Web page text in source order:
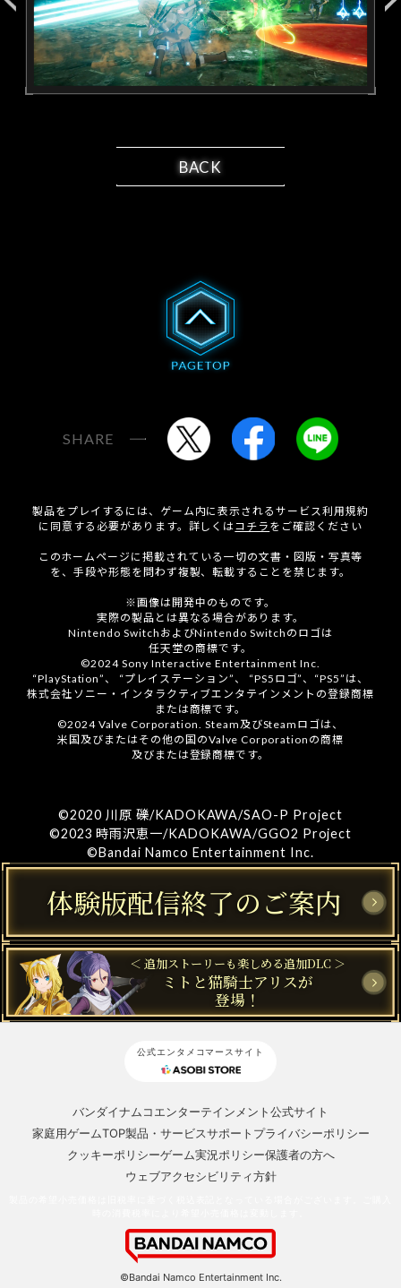
BACK
体験版配信終了のご案内
＜ 追加ストーリーも楽しめる追加DLC ＞
ミトと猫騎士アリスが
登場！
SHARE
製品をプレイするには、ゲーム内に表示されるサービス利用規約
に同意する必要があります。詳しくはコチラ をご確認ください
このホームページに掲載されている一切の文書・図版・写真等
を、手段や形態を問わず複製、転載することを禁じます。
※画像は開発中のものです。
実際の製品とは異なる場合があります。
Nintendo SwitchおよびNintendo Switchのロゴは
任天堂の商標です。
©2024 Sony Interactive Entertainment Inc.
“PlayStation”、 “プレイステーション”、 “PS5ロゴ”、“PS5”は、
株式会社ソニー・インタラクティブエンタテインメントの登録商標
または商標です。
©2024 Valve Corporation. Steam及びSteamロゴは、
米国及びまたはその他の国のValve Corporationの商標
及びまたは登録商標です。
©2020 川原 礫/KADOKAWA/SAO-P Project
©2023 時雨沢恵一/KADOKAWA/GGO2 Project
©Bandai Namco Entertainment Inc.
公式エンタメコマースサイト
バンダイナムコエンターテインメント公式サイト
家庭用ゲームTOP製品・サービスサポート プライバシーポリシー
クッキーポリシーゲーム実況ポリシー保護者の方へ
ウェブアクセシビリティ方針
©Bandai Namco Entertainment Inc.